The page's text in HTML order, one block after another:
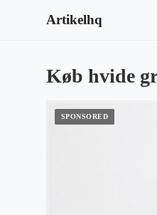
Artikelhq
Køb hvide